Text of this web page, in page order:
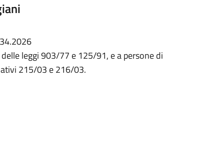
leggi 903/77 e 125/91, e a persone di
215/03 e 216/03.